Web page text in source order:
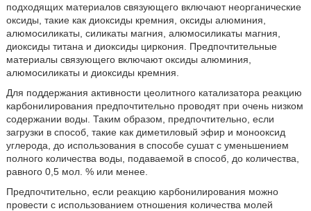
подходящих материалов связующего включают неорганические
оксиды, такие как диоксиды кремния, оксиды алюминия,
алюмосиликаты, силикаты магния, алюмосиликаты магния,
диоксиды титана и диоксиды циркония. Предпочтительные
материалы связующего включают оксиды алюминия,
алюмосиликаты и диоксиды кремния.
Для поддержания активности цеолитного катализатора реакцию
карбонилирования предпочтительно проводят при очень низком
содержании воды. Таким образом, предпочтительно, если
загрузки в способ, такие как диметиловый эфир и монооксид
углерода, до использования в способе сушат с уменьшением
полного количества воды, подаваемой в способ, до количества,
равного 0,5 мол. % или менее.
Предпочтительно, если реакцию карбонилирования можно
провести с использованием отношения количества молей